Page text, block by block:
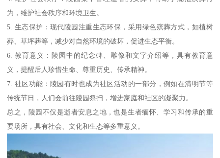
为，维护社会秩序和环境卫生。
5. 生态保护：现代陵园注重生态环保，采用绿色殡葬方式，如植树
葬、草坪葬等，减少对自然环境的破坏，促进生态平衡。
6. 教育意义：陵园中的纪念碑、雕像和文字介绍等，具有教育意
义，提醒后人珍惜生命、尊重历史、传承精神。
7. 社区功能：陵园有时也成为社区活动的一部分，例如在清明节等
传统节日，人们会前往陵园祭扫，增进家庭和社区的凝聚力。
总之，陵园不仅是逝者安息之地，也是生者缅怀、学习和传承的重
要场所，具有社会、文化和生态等多重意义。